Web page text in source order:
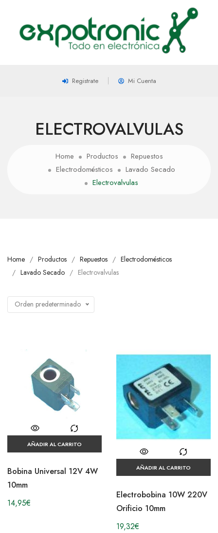
Registrate Mi Cuenta
ELECTROVALVULAS
Home Productos
Repuestos
Electrodomésticos
Lavado Secado
Electrovalvulas
Home Productos Repuestos
Electrodomésticos
Lavado Secado
Electrovalvulas
Orden predeterminado
AÑADIR AL CARRITO
Bobina Universal 12V 4W
10mm
14,95€
AÑADIR AL CARRITO
Electrobobina 10W 220V
Orificio 10mm
19,32€